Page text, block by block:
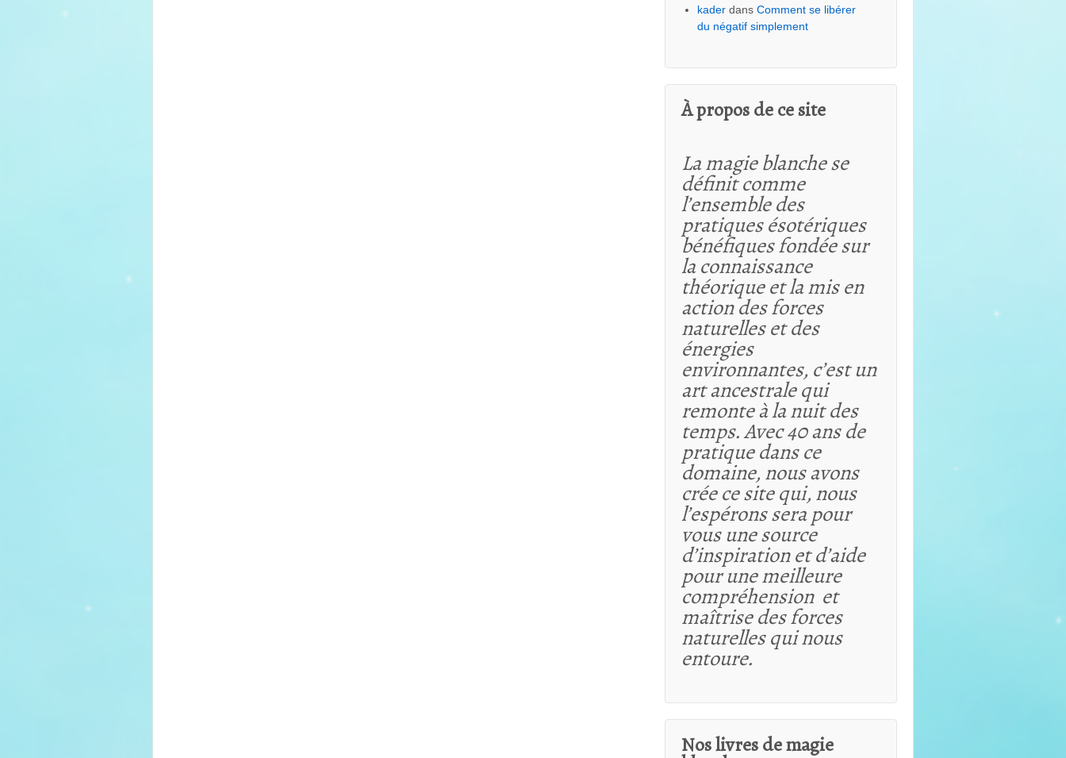
kader dansComment se libérer
du négatif simplement
À propos de ce site
La magie blanche se
définit comme
l’ensemble des
pratiques ésotériques
bénéfiques fondée sur
la connaissance
théorique etla mis en
action des forces
naturelles et des
énergies
environnantes, c’est un
art ancestrale qui
remonte à la nuit des
temps. Avec 40 ans de
pratique dans ce
domaine, nous avons
crée ce site qui, nous
l’espérons sera pour
vous une source
d’inspiration et d’aide
pour une meilleure
compréhension et
maîtrise des forces
naturelles qui nous
entoure.
Nos livres de magie